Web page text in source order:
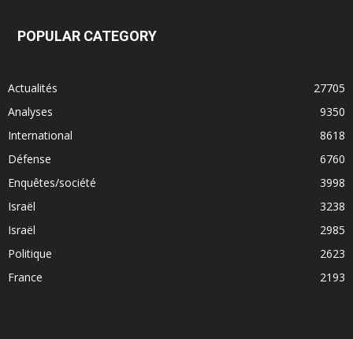
POPULAR CATEGORY
Actualités
27705
Analyses
9350
International
8618
Défense
6760
Enquêtes/société
3998
Israël
3238
Israël
2985
Politique
2623
France
2193